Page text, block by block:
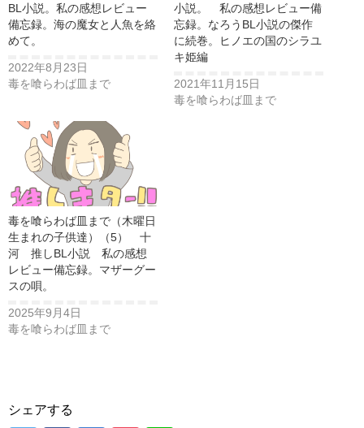
BL小説。私の感想レビュー
備忘録。海の魔女と人魚を絡
めて。
2022年8月23日
毒を喰らわば皿まで
小説。 私の感想レビュー備
忘録。なろうBL小説の傑作
に続巻。ヒノエの国のシラユ
キ姫編
2021年11月15日
毒を喰らわば皿まで
毒を喰らわば皿まで（木曜日
生まれの子供達）（5） 十
河 推しBL小説 私の感想
レビュー備忘録。マザーグー
スの唄。
2025年9月4日
毒を喰らわば皿まで
シェアする